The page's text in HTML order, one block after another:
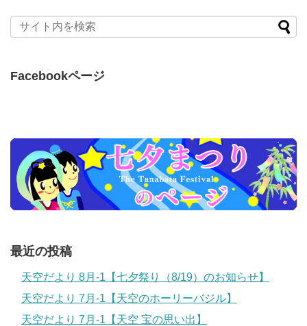
Facebookページ
最近の投稿
天空だより 8月-1【七夕祭り（8/19）のお知らせ】
天空だより 7月-1【天空のホーリーバジル】
天空だより 7月-1【天空 宝の思い出】